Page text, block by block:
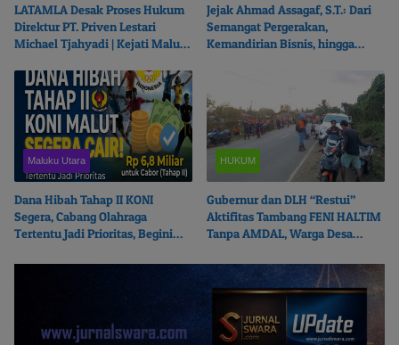
LATAMLA Desak Proses Hukum
Direktur PT. Priven Lestari
Michael Tjahyadi | Kejati Malut
Jejak Ahmad Assagaf, S.T.: Dari
Semangat Pergerakan,
Kemandirian Bisnis, hingga
Maluku Utara
Dana Hibah Tahap II KONI
Segera, Cabang Olahraga
Tertentu Jadi Prioritas, Begini
HUKUM
Gubernur dan DLH “Restui”
Aktifitas Tambang FENI HALTIM
Tanpa AMDAL, Warga Desa